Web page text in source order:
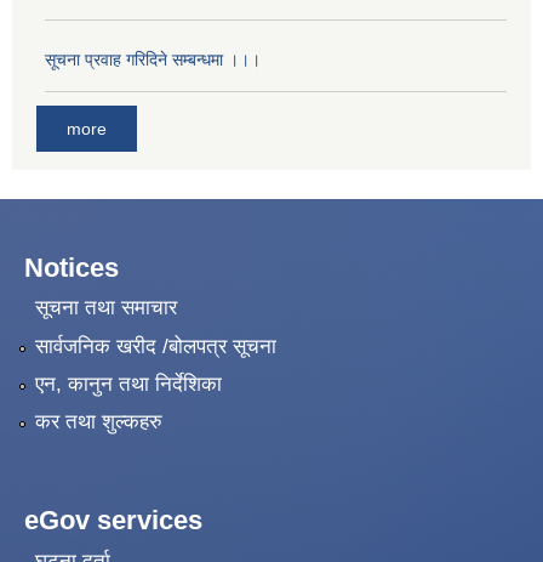
सूचना प्रवाह गरिदिने सम्बन्धमा ।।।
more
Notices
सूचना तथा समाचार
सार्वजनिक खरीद /बोलपत्र सूचना
एन, कानुन तथा निर्देशिका
कर तथा शुल्कहरु
eGov services